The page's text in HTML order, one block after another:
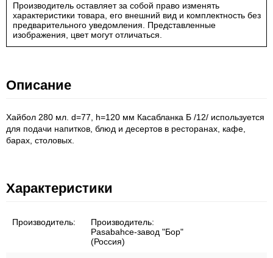
Производитель оставляет за собой право изменять
характеристики товара, его внешний вид и комплектность без
предварительного уведомления. Представленные
изображения, цвет могут отличаться.
Описание
Хайбол 280 мл. d=77, h=120 мм Касабланка Б /12/ используется
для подачи напитков, блюд и десертов в ресторанах, кафе,
барах, столовых.
Характеристики
Производитель:
Производитель:
Pasabahce-завод "Бор"
(Россия)